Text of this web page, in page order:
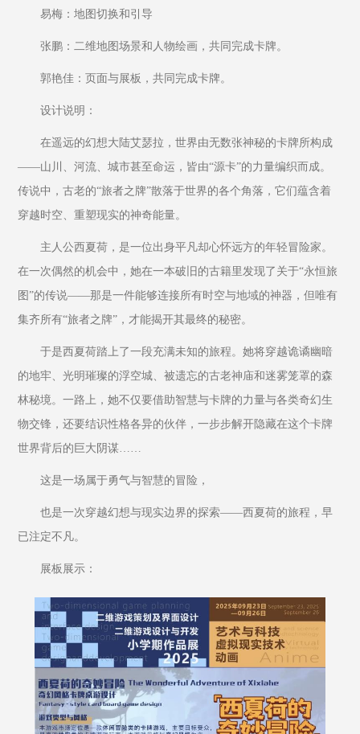
易梅：地图切换和引导
张鹏：二维地图场景和人物绘画，共同完成卡牌。
郭艳佳：页面与展板，共同完成卡牌。
设计说明：
在遥远的幻想大陆艾瑟拉，世界由无数张神秘的卡牌所构成
——山川、河流、城市甚至命运，皆由“源卡”的力量编织而成。
传说中，古老的“旅者之牌”散落于世界的各个角落，它们蕴含着
穿越时空、重塑现实的神奇能量。
主人公西夏荷，是一位出身平凡却心怀远方的年轻冒险家。
在一次偶然的机会中，她在一本破旧的古籍里发现了关于“永恒旅
图”的传说——那是一件能够连接所有时空与地域的神器，但唯有
集齐所有“旅者之牌”，才能揭开其最终的秘密。
于是西夏荷踏上了一段充满未知的旅程。她将穿越诡谲幽暗
的地牢、光明璀璨的浮空城、被遗忘的古老神庙和迷雾笼罩的森
林秘境。一路上，她不仅要借助智慧与卡牌的力量与各类奇幻生
物交锋，还要结识性格各异的伙伴，一步步解开隐藏在这个卡牌
世界背后的巨大阴谋……
这是一场属于勇气与智慧的冒险，
也是一次穿越幻想与现实边界的探索——西夏荷的旅程，早
已注定不凡。
展板展示：